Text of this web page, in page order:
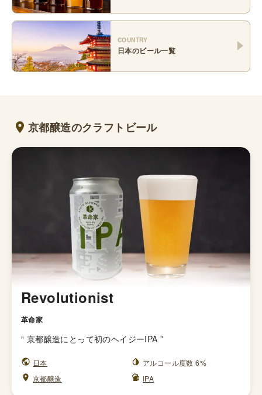
COUNTRY
日本のビール一覧
京都醸造のクラフトビール
Revolutionist
革命家
“ 京都醸造にとって初のヘイジーIPA ”
日本
アルコール度数 6%
京都醸造
IPA